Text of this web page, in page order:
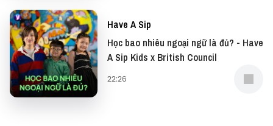
—
Đừng quên có thể xem bản video của podcast này
tại: YouTube
Have A Sip
Học bao nhiêu ngoại ngữ là đủ? - Have
A Sip Kids x British Council
22:26